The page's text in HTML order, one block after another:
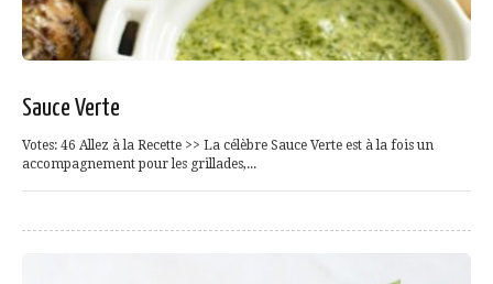
Sauce Verte
Votes: 46 Allez à la Recette >> La célèbre Sauce Verte est à la fois un
accompagnement pour les grillades,...